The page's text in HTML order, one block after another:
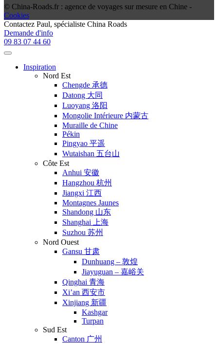
© China-Roads.fr : agence de voyages sur mesure en Chine -
Cookies
Contactez Paul, spécialiste China Roads
Demande d'info
09 83 07 44 60
Inspiration
Nord Est
Chengde 承德
Datong 大同
Luoyang 洛阳
Mongolie Intérieure 内蒙古
Muraille de Chine
Pékin
Pingyao 平遥
Wutaishan 五台山
Côte Est
Anhui 安徽
Hangzhou 杭州
Jiangxi 江西
Montagnes Jaunes
Shandong 山东
Shanghai 上海
Suzhou 苏州
Nord Ouest
Gansu 甘肃
Dunhuang – 敦煌
Jiayuguan – 嘉峪关
Qinghai 青海
Xi’an 西安市
Xinjiang 新疆
Kashgar
Turpan
Sud Est
Canton 广州